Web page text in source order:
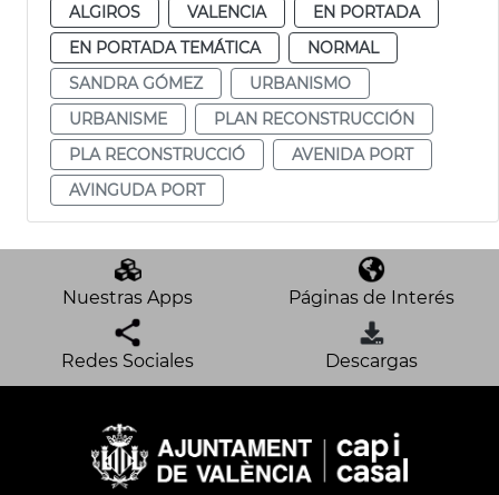
ALGIROS
VALENCIA
EN PORTADA
EN PORTADA TEMÁTICA
NORMAL
SANDRA GÓMEZ
URBANISMO
URBANISME
PLAN RECONSTRUCCIÓN
PLA RECONSTRUCCIÓ
AVENIDA PORT
AVINGUDA PORT
Nuestras Apps Páginas de Interés
Redes Sociales Descargas